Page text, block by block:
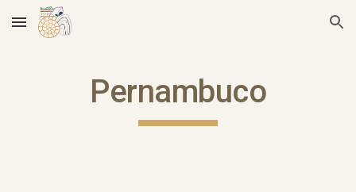
Skip to main content Skip to navigation
Pernambuco